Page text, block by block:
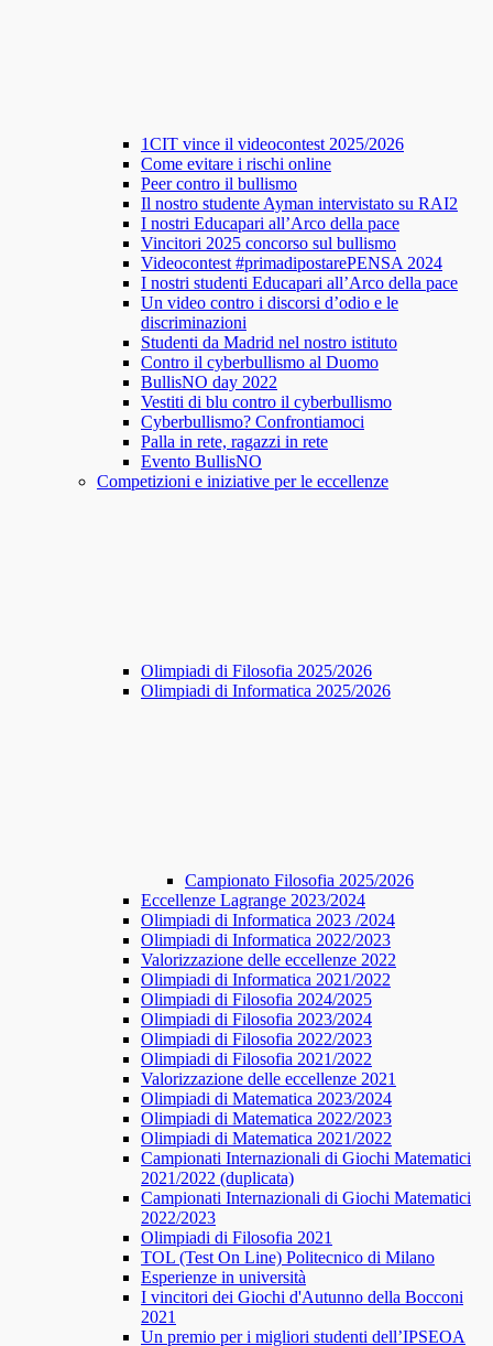
1CIT vince il videocontest 2025/2026
Come evitare i rischi online
Peer contro il bullismo
Il nostro studente Ayman intervistato su RAI2
I nostri Educapari all’Arco della pace
Vincitori 2025 concorso sul bullismo
Videocontest #primadipostarePENSA 2024
I nostri studenti Educapari all’Arco della pace
Un video contro i discorsi d’odio e le
discriminazioni
Studenti da Madrid nel nostro istituto
Contro il cyberbullismo al Duomo
BullisNO day 2022
Vestiti di blu contro il cyberbullismo
Cyberbullismo? Confrontiamoci
Palla in rete, ragazzi in rete
Evento BullisNO
Competizioni e iniziative per le eccellenze
Olimpiadi di Filosofia 2025/2026
Olimpiadi di Informatica 2025/2026
Campionato Filosofia 2025/2026
​​Eccellenze Lagrange 2023/2024
Olimpiadi di Informatica 2023 /2024
Olimpiadi di Informatica 2022/2023
Valorizzazione delle eccellenze 2022
Olimpiadi di Informatica 2021/2022
Olimpiadi di Filosofia 2024/2025
Olimpiadi di Filosofia 2023/2024
Olimpiadi di Filosofia 2022/2023
Olimpiadi di Filosofia 2021/2022
Valorizzazione delle eccellenze 2021
Olimpiadi di Matematica 2023/2024
Olimpiadi di Matematica 2022/2023
Olimpiadi di Matematica 2021/2022
Campionati Internazionali di Giochi Matematici
2021/2022 (duplicata)
Campionati Internazionali di Giochi Matematici
2022/2023
Olimpiadi di Filosofia 2021
TOL (Test On Line) Politecnico di Milano
Esperienze in università
I vincitori dei Giochi d'Autunno della Bocconi
2021
Un premio per i migliori studenti dell’IPSEOA